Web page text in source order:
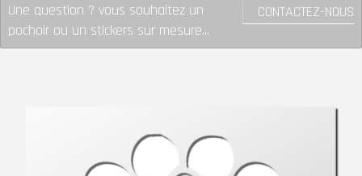
CONTACTEZ-NOUS
Une question ? vous souhaitez un
pochoir ou un stickers sur mesure...